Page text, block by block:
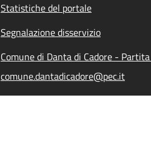
Statistiche del portale
Segnalazione disservizio
Comune di Danta di Cadore -
comune.dantadicadore@pec.it